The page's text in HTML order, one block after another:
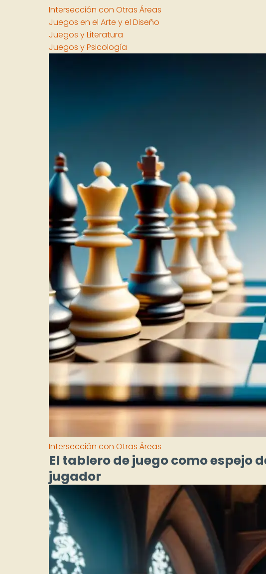
Intersección con Otras Áreas
Juegos en el Arte y el Diseño
Juegos y Literatura
Juegos y Psicología
Intersección con Otras Áreas
El tablero de juego como espejo
jugador